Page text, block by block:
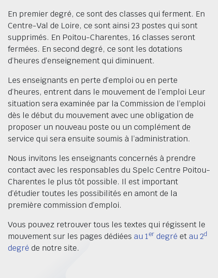
En premier degré, ce sont des classes qui ferment. En
Centre-Val de Loire, ce sont ainsi 23 postes qui sont
supprimés. En Poitou-Charentes, 16 classes seront
fermées. En second degré, ce sont les dotations
d’heures d’enseignement qui diminuent.
Les enseignants en perte d’emploi ou en perte
d’heures, entrent dans le mouvement de l’emploi Leur
situation sera examinée par la Commission de l’emploi
dès le début du mouvement avec une obligation de
proposer un nouveau poste ou un complément de
service qui sera ensuite soumis à l’administration.
Nous invitons les enseignants concernés à prendre
contact avec les responsables du Spelc Centre Poitou-
Charentes le plus tôt possible. Il est important
d’étudier toutes les possibilités en amont de la
première commission d’emploi.
Vous pouvez retrouver tous les textes qui régissent le
mouvement sur les pages dédiées au 1er degré et au 2d
degré de notre site.